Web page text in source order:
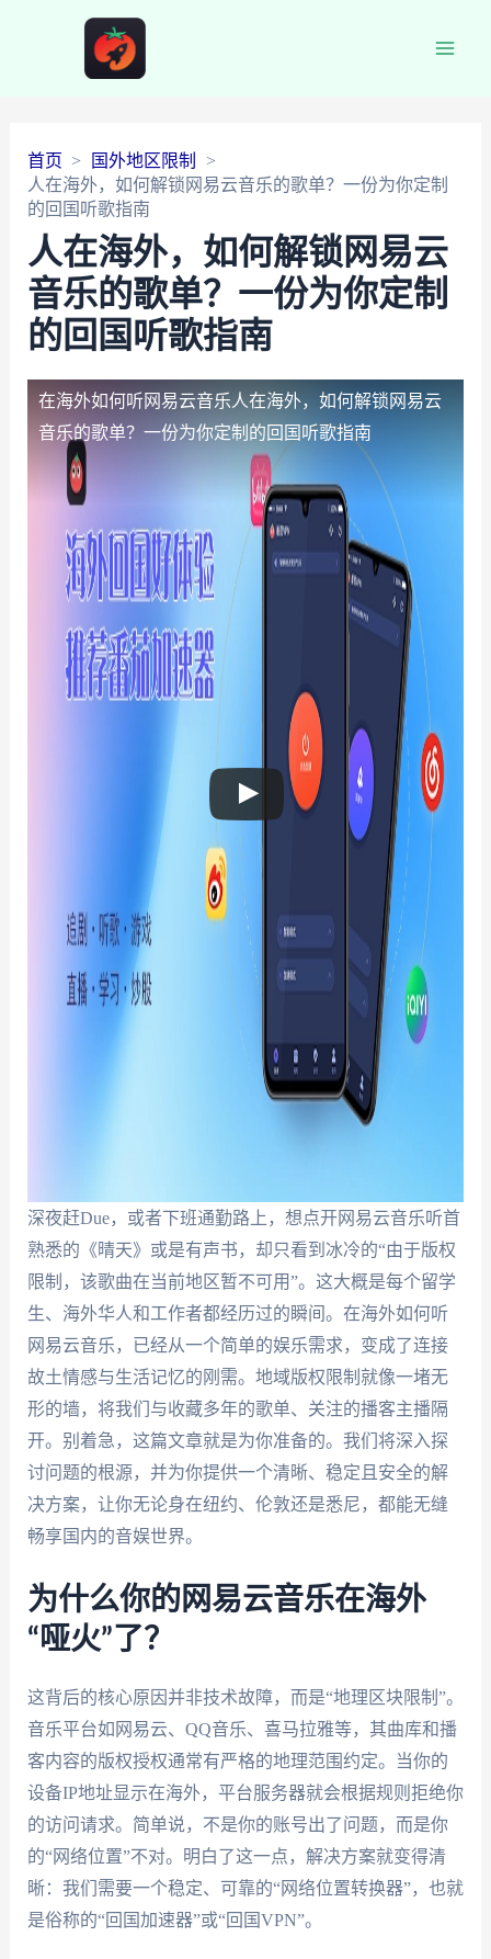
首页
国外地区限制
人在海外，如何解锁网易云音乐的歌单？一份为你定制
的回国听歌指南
人在海外，如何解锁网易云
音乐的歌单？一份为你定制
的回国听歌指南
在海外如何听网易云音乐人在海外，如何解锁网易云
音乐的歌单？一份为你定制的回国听歌指南
深夜赶Due，或者下班通勤路上，想点开网易云音乐听首
熟悉的《晴天》或是有声书，却只看到冰冷的“由于版权
限制，该歌曲在当前地区暂不可用”。这大概是每个留学
生、海外华人和工作者都经历过的瞬间。在海外如何听
网易云音乐，已经从一个简单的娱乐需求，变成了连接
故土情感与生活记忆的刚需。地域版权限制就像一堵无
形的墙，将我们与收藏多年的歌单、关注的播客主播隔
开。别着急，这篇文章就是为你准备的。我们将深入探
讨问题的根源，并为你提供一个清晰、稳定且安全的解
决方案，让你无论身在纽约、伦敦还是悉尼，都能无缝
畅享国内的音娱世界。
为什么你的网易云音乐在海外
“哑火”了？
这背后的核心原因并非技术故障，而是“地理区块限制”。
音乐平台如网易云、QQ音乐、喜马拉雅等，其曲库和播
客内容的版权授权通常有严格的地理范围约定。当你的
设备IP地址显示在海外，平台服务器就会根据规则拒绝你
的访问请求。简单说，不是你的账号出了问题，而是你
的“网络位置”不对。明白了这一点，解决方案就变得清
晰：我们需要一个稳定、可靠的“网络位置转换器”，也就
是俗称的“回国加速器”或“回国VPN”。